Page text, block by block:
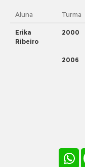
Aluna Turma
Erika
Ribeiro
2000
2006